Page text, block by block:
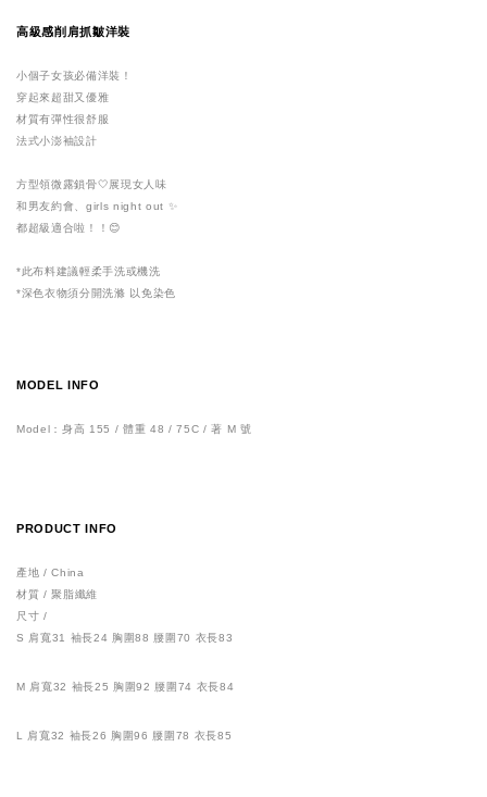
高級感削肩抓皺洋裝
小個子女孩必備洋裝！
穿起來超甜又優雅
材質有彈性很舒服
法式小澎袖設計
方型領微露鎖骨🤍展現女人味
和男友約會、girls night out ✨
都超級適合啦！！😊
*此布料建議輕柔手洗或機洗
*深色衣物須分開洗滌 以免染色
MODEL INFO
Model：身高 155 / 體重 48 / 75C / 著 M 號
PRODUCT INFO
產地 / China
材質 / 聚脂纖維
尺寸 /
S 肩寬31 袖長24 胸圍88 腰圍70 衣長83
M 肩寬32 袖長25 胸圍92 腰圍74 衣長84
L 肩寬32 袖長26 胸圍96 腰圍78 衣長85